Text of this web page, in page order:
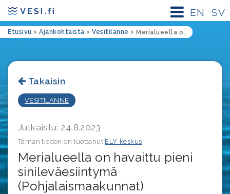
SV
EN
Etusivu > Ajankohtaista > Vesitilanne > Merialueella on havaittu pieni sinileväesiintymä (Pohjalaismaakunnat)
Takaisin
VESITILANNE
Julkaistu: 24.8.2023
Tämän tiedon on tuottanut ELY-keskus
Merialueella on havaittu pieni
sinileväesiintymä
(Pohjalaismaakunnat)